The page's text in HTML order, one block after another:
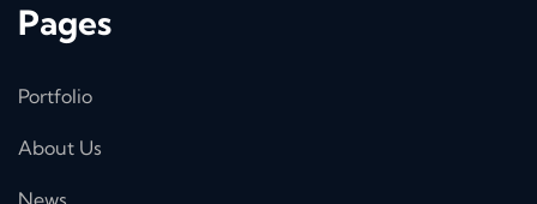
Pages
Portfolio
About Us